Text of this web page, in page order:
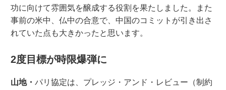
功に向けて雰囲気を醸成する役割を果たしました。また
事前の米中、仏中の合意で、中国のコミットが引き出さ
れていた点も大きかったと思います。
2度目標が時限爆弾に
山地・ パリ協定は、プレッジ・アンド・レビュー（制約